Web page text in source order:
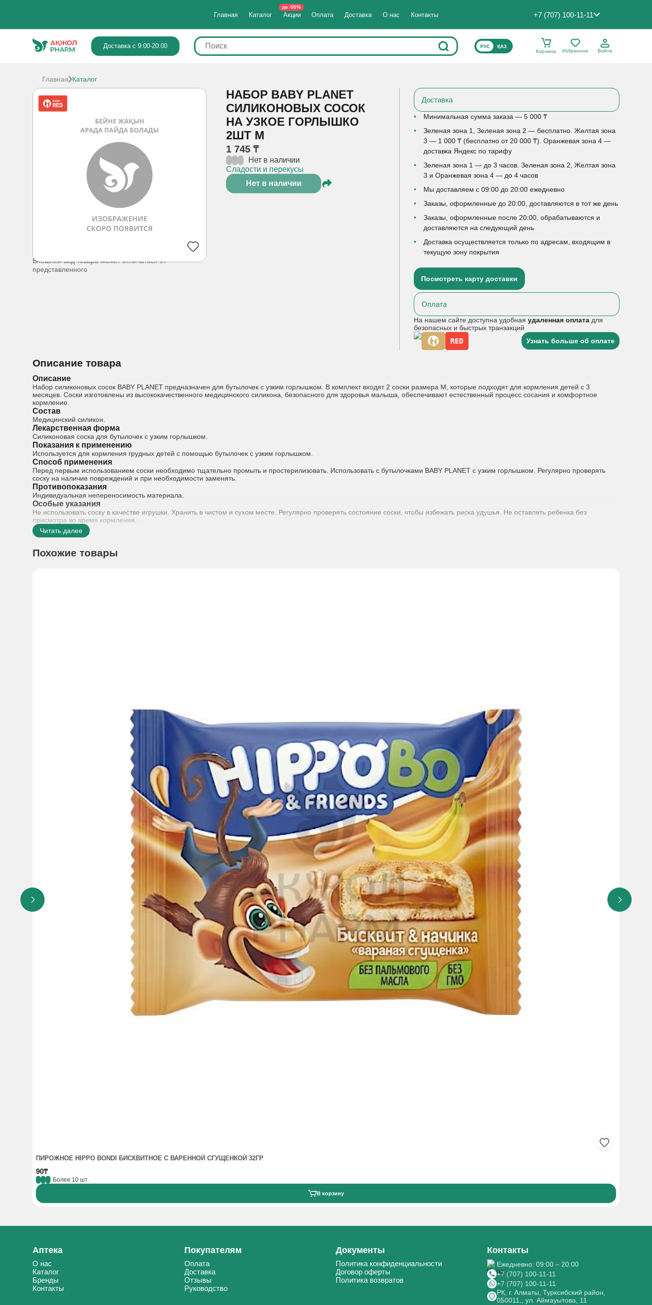
Главная Каталог Акции
до -50%
Оплата Доставка О нас Контакты +7 (707) 100-11-11
Доставка с 9:00-20:00 ВЫБЕРИТЕ ЯЗЫК САЙТА
РУС
ҚАЗ
Корзина
Избранное Войти
Главная Каталог
Внешний вид товара может отличаться от
представленного
НАБОР BABY PLANET
СИЛИКОНОВЫХ СОСОК
НА УЗКОЕ ГОРЛЫШКО
2ШТ M
1 745 ₸
Нет в наличии
Сладости и перекусы
Нет в наличии
Доставка
Минимальная сумма заказа — 5 000 ₸
Зеленая зона 1, Зеленая зона 2 — бесплатно. Желтая зона
3 — 1 000 ₸ (бесплатно от 20 000 ₸). Оранжевая зона 4 —
доставка Яндекс по тарифу
Зеленая зона 1 — до 3 часов. Зеленая зона 2, Желтая зона
3 и Оранжевая зона 4 — до 4 часов
Мы доставляем с 09:00 до 20:00 ежедневно
Заказы, оформленные до 20:00, доставляются в тот же день
Заказы, оформленные после 20:00, обрабатываются и
доставляются на следующий день
Доставка осуществляется только по адресам, входящим в
текущую зону покрытия
Посмотреть карту доставки
Оплата
На нашем сайте доступна удобнаяудаленная оплата для
безопасных и быстрых транзакций
Узнать больше об оплате
Описание товара
Описание
Набор силиконовых сосок BABY PLANET предназначен для бутылочек с узким горлышком. В комплект входят 2 соски размера M, которые подходят для кормления детей с 3
месяцев. Соски изготовлены из высококачественного медицинского силикона, безопасного для здоровья малыша, обеспечивают естественный процесс сосания и комфортное
кормление.
Состав
Медицинский силикон.
Лекарственная форма
Силиконовая соска для бутылочек с узким горлышком.
Показания к применению
Используется для кормления грудных детей с помощью бутылочек с узким горлышком.
Способ применения
Перед первым использованием соски необходимо тщательно промыть и простерилизовать. Использовать с бутылочками BABY PLANET с узким горлышком. Регулярно проверять
соску на наличие повреждений и при необходимости заменять.
Противопоказания
Индивидуальная непереносимость материала.
Особые указания
Не использовать соску в качестве игрушки. Хранить в чистом и сухом месте. Регулярно проверять состояние соски, чтобы избежать риска удушья. Не оставлять ребенка без
присмотра во время кормления.
Читать далее
Похожие товары
ПИРОЖНОЕ HIPPO BONDI БИСКВИТНОЕ С ВАРЕННОЙ СГУЩЕНКОЙ 32ГР
90₸
Более 10 шт.
В корзину
Аптека
О нас
Каталог
Бренды
Контакты
Покупателям
Оплата
Доставка
Отзывы
Руководство
Документы
Политика конфиденциальности
Договор оферты
Политика возвратов
Контакты
Ежедневно: 09:00 – 20:00
+7 (707) 100-11-11
+7 (707) 100-11-11
РК, г. Алматы, Турксибский район,
050011,, ул. Аймауытова, 11